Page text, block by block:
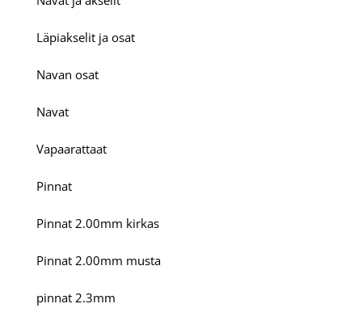
Läpiakselit ja osat
Navan osat
Navat
Vapaarattaat
Pinnat
Pinnat 2.00mm kirkas
Pinnat 2.00mm musta
pinnat 2.3mm